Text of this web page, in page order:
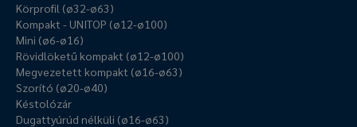
Körprofil (ø32-ø63)
Kompakt - UNITOP (ø12-ø100)
Mini (ø6-ø16)
Rövidlöketű kompakt (ø12-ø100)
Megvezetett kompakt (ø16-ø63)
Szorító (ø20-ø40)
Késtolózár
Dugattyúrúd nélküli (ø16-ø63)